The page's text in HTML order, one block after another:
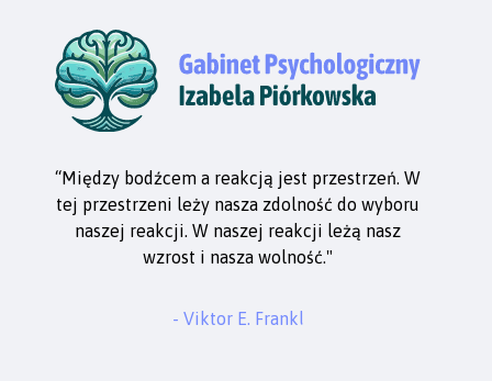
“Między bodźcem a reakcją jest przestrzeń. W
tej przestrzeni leży nasza zdolność do wyboru
naszej reakcji. W naszej reakcji leżą nasz
wzrost i nasza wolność."
- Viktor E. Frankl